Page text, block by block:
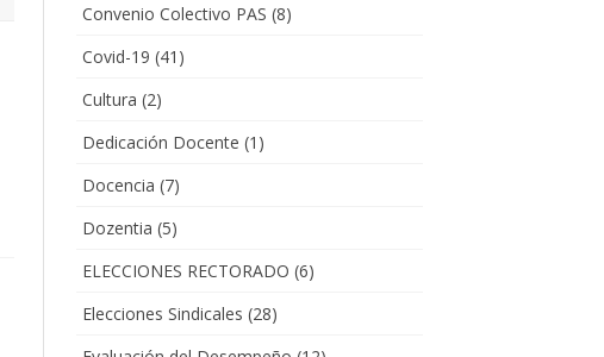
Convenio Colectivo PAS (8)
Covid-19 (41)
Cultura (2)
Dedicación Docente (1)
Docencia (7)
Dozentia (5)
ELECCIONES RECTORADO (6)
Elecciones Sindicales (28)